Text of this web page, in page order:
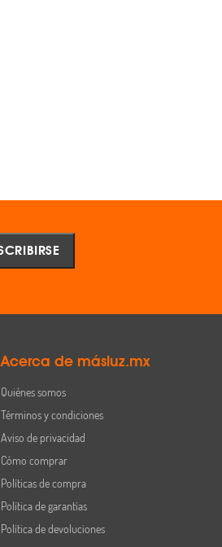
Acerca de másluz.mx
Quiénes somos
Términos y condiciones
Aviso de privacidad
Cómo comprar
Políticas de compra
Política de garantías
Política de devoluciones